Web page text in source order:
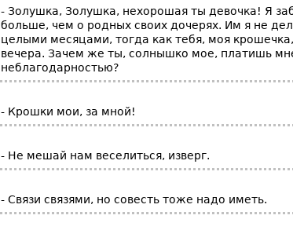
- Золушка, Золушка, нехорошая ты девочка! Я
больше, чем о родных своих дочерях. Им я не
целыми месяцами, тогда как тебя, моя
вечера. Зачем же ты, солнышко мое, платишь
неблагодарностью?
- Крошки мои, за мной!
- Не мешай нам веселиться, изверг.
- Связи связями, но совесть тоже надо иметь.